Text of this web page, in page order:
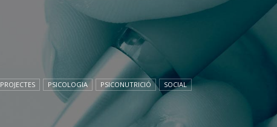
PROJECTES PSICOLOGIA PSICONUTRICIÓ SOCIAL